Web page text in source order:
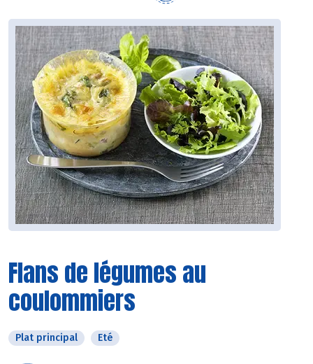
Flans de légumes au
coulommiers
Plat principal Eté